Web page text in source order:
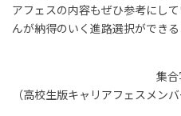
アフェスの内容もぜひ参考にし
んが納得のいく進路選択ができ
集
（高校生版キャリアフェスメン